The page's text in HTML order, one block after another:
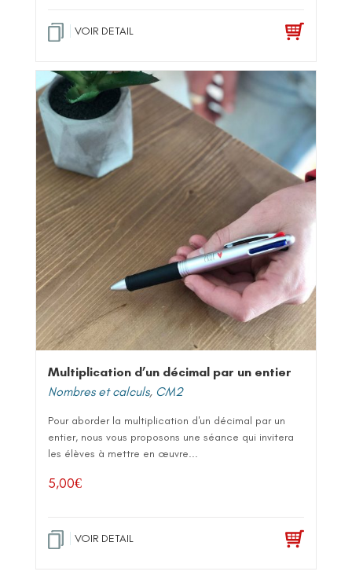
VOIR DETAIL
Multiplication d’un décimal par un entier
Nombres et calculs, CM2
Pour aborder la multiplication d'un décimal par un
entier, nous vous proposons une séance qui invitera
les élèves à mettre en œuvre...
5,00€
VOIR DETAIL